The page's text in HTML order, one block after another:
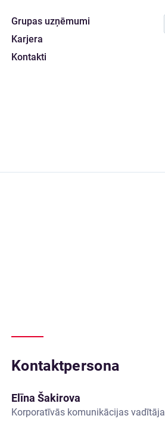
Grupas uzņēmumi
Karjera
Kontakti
Kontaktpersona
Elīna Šakirova
Korporatīvās komunikācijas vadītāja